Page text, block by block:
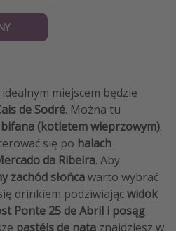
idealnym miejscem będzie
de Sodré. Można tu
bifana (kotletem wieprzowym).
się po halach
da Ribeira. Aby
zachód słońcawarto wybrać
drinkiem podziwiającwidok
Ponte 25 de Abril i posąg
pastéis de nata znajdziesz w